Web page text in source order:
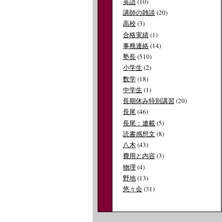
講師の雑談 (20)
高校 (3)
合格実績(1)
事務連絡(14)
塾長(510)
小学生 (2)
数学(18)
中学生 (1)
長期休み特別講習 (20)
長尾(46)
長尾：連載(5)
読書感想文 (8)
八木 (43)
費用と内容(3)
物理 (4)
野地(13)
悠々会(31)